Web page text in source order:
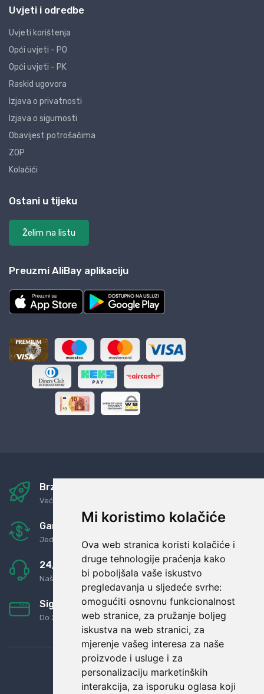
Mi koristimo kolačiće
Ova web stranica koristi kolačiće i
druge tehnologije praćenja kako
bi poboljšala vaše iskustvo
pregledavanja u sljedeće svrhe:
omogućiti osnovnu funkcionalnost
web stranice, za pružanje boljeg
iskustva na web stranici, za
mjerenje vašeg interesa za naše
proizvode i usluge i za
personalizaciju marketinških
interakcija, za isporuku oglasa koji
Uvjeti i odredbe
Uvjeti korištenja
Opći uvjeti - PO
Opći uvjeti - PK
Raskid ugovora
Izjava o privatnosti
Izjava o sigurnosti
Obavijest potrošačima
ZOP
Kolačići
Ostani u tijeku
Želim na listu
Preuzmi AliBay aplikaciju
Brza i sigurna dostava
Već za nekoliko dana kod vas
Garancija u povrat novaca
Jednostavno pravilo: Roba za novac
24/7 odlična podrška
Naši agenti uvijek na raspolaganju
Sigurno obročno plaćanje
Do 24 rata bez kamata